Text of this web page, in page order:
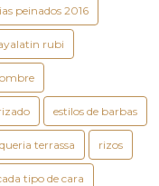
peinados 2016
rubi
estilos de barbas
terrassa rizos
tipo de cara